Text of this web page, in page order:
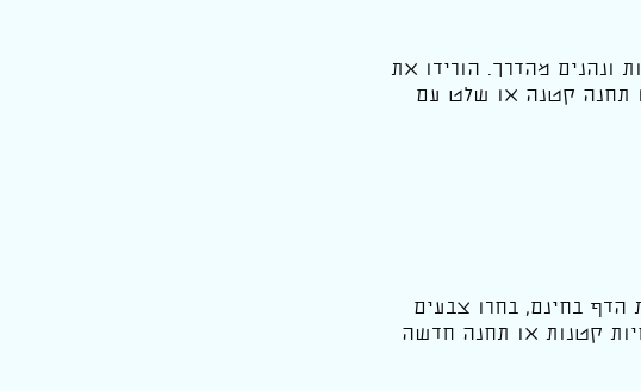
ונהנים מהדרך. הורידו את
תחנה קטנה או שלט עם
בחינם, בחרו צבעים
קטנות או תחנה חדשה